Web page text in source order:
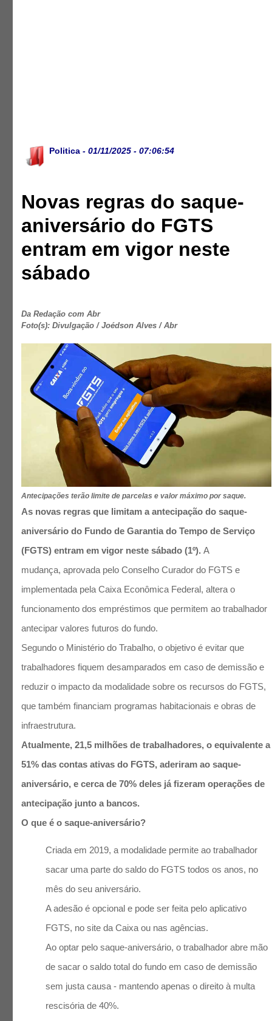
Politica - 01/11/2025 - 07:06:54
Novas regras do saque-
aniversário do FGTS
entram em vigor neste
sábado
Da Redação com Abr
Foto(s): Divulgação / Joédson Alves / Abr
Antecipações terão limite de parcelas e valor máximo por saque.
As novas regras que limitam a antecipação do saque-
aniversário do Fundo de Garantia do Tempo de Serviço
(FGTS) entram em vigor neste sábado (1º). A
mudança, aprovada pelo Conselho Curador do FGTS e
implementada pela Caixa Econômica Federal, altera o
funcionamento dos empréstimos que permitem ao trabalhador
antecipar valores futuros do fundo.
Segundo o Ministério do Trabalho, o objetivo é evitar que
trabalhadores fiquem desamparados em caso de demissão e
reduzir o impacto da modalidade sobre os recursos do FGTS,
que também financiam programas habitacionais e obras de
infraestrutura.
Atualmente, 21,5 milhões de trabalhadores, o equivalente a
51% das contas ativas do FGTS, aderiram ao saque-
aniversário, e cerca de 70% deles já fizeram operações de
antecipação junto a bancos.
O que é o saque-aniversário?
Criada em 2019, a modalidade permite ao trabalhador
sacar uma parte do saldo do FGTS todos os anos, no
mês do seu aniversário.
A adesão é opcional e pode ser feita pelo aplicativo
FGTS, no site da Caixa ou nas agências.
Ao optar pelo saque-aniversário, o trabalhador abre mão
de sacar o saldo total do fundo em caso de demissão
sem justa causa - mantendo apenas o direito à multa
rescisória de 40%.